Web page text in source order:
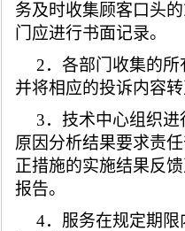
务及时收集顾客口头
门应进行书面记录。
2．各部门收集的
并将相应的投诉内容
3．技术中心组织
原因分析结果要求责
正措施的实施结果反
报告。
4．服务在规定期